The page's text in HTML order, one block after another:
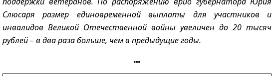
Слюсаря размер единовременной выплаты для участников и
инвалидов Великой Отечественной войны увеличен до 20 тысяч
рублей – в два раза больше, чем в предыдущие годы.